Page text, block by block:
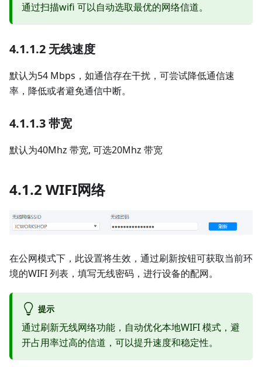
通过扫描wifi 可以自动选取最优的网络信道。
4.1.1.2 无线速度
默认为54 Mbps，如通信存在干扰，可尝试降低通信速
率，降低或者避免通信中断。
4.1.1.3 带宽
默认为40Mhz 带宽, 可选20Mhz 带宽
4.1.2 WIFI网络
在公网模式下，此设置将生效，通过刷新按钮可获取当前环
境的WIFI 列表，填写无线密码，进行设备的配网。
提示
通过刷新无线网络功能，自动优化本地WIFI 模式，避
开占用率过高的信道，可以提升速度和稳定性。